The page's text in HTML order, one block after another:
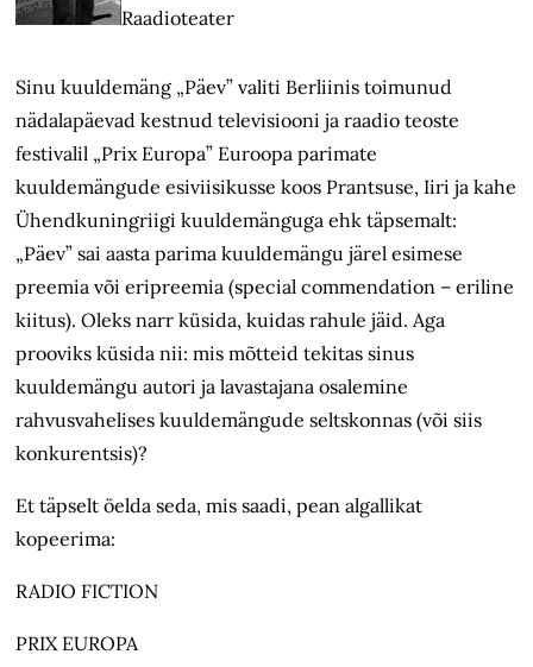
Raadioteater
Sinu kuuldemäng „Päev” valiti Berliinis toimunud
nädalapäevad kestnud televisiooni ja raadio teoste
festivalil „Prix Europa” Euroopa parimate
kuuldemängude esiviisikusse koos Prantsuse, Iiri ja kahe
Ühendkuningriigi kuuldemänguga ehk täpsemalt:
„Päev” sai aasta parima kuuldemängu järel esimese
preemia või eripreemia (special commendation – eriline
kiitus). Oleks narr küsida, kuidas rahule jäid. Aga
prooviks küsida nii: mis mõtteid tekitas sinus
kuuldemängu autori ja lavastajana osalemine
rahvusvahelises kuuldemängude seltskonnas (või siis
konkurentsis)?
Et täpselt öelda seda, mis saadi, pean algallikat
kopeerima:
RADIO FICTION
PRIX EUROPA